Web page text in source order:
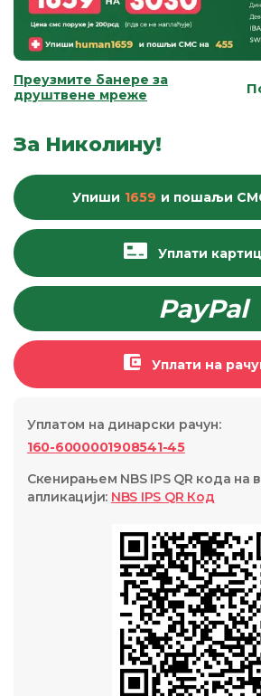
Преузмите банере за
друштвене мреже
За Николину!
Уплати на
Уплати
PayPal
Упиши 1659 и пошаљи
Уплатом на динарски рачун:
160-6000001908541-45
Скенирањем NBS IPS QR кода на
апликацији: NBS IPS QR Код